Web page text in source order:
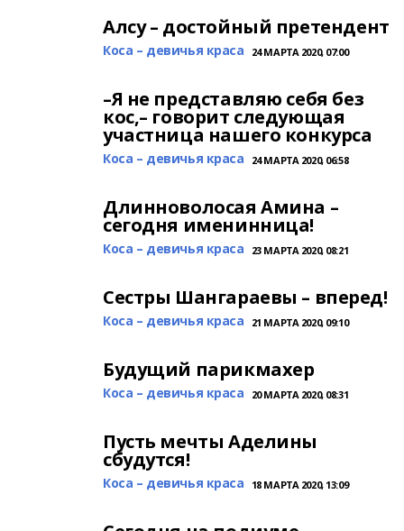
Алсу – достойный претендент
Коса – девичья краса 24 МАРТА 2020, 07:00
–Я не представляю себя без
кос,– говорит следующая
участница нашего конкурса
Коса – девичья краса 24 МАРТА 2020, 06:58
Длинноволосая Амина –
сегодня именинница!
Коса – девичья краса 23 МАРТА 2020, 08:21
Сестры Шангараевы – вперед!
Коса – девичья краса 21 МАРТА 2020, 09:10
Будущий парикмахер
Коса – девичья краса 20 МАРТА 2020, 08:31
Пусть мечты Аделины
сбудутся!
Коса – девичья краса 18 МАРТА 2020, 13:09